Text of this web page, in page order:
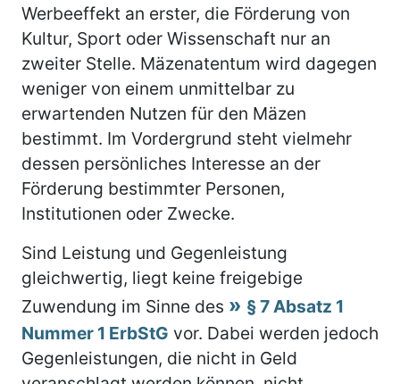
Werbeeffekt an erster, die Förderung von
Kultur, Sport oder Wissenschaft nur an
zweiter Stelle. Mäzenatentum wird dagegen
weniger von einem unmittelbar zu
erwartenden Nutzen für den Mäzen
bestimmt. Im Vordergrund steht vielmehr
dessen persönliches Interesse an der
Förderung bestimmter Personen,
Institutionen oder Zwecke.
Sind Leistung und Gegenleistung
gleichwertig, liegt keine freigebige
Zuwendung im Sinne des
§ 7 Absatz 1
Nummer 1 ErbStG vor. Dabei werden jedoch
Gegenleistungen, die nicht in Geld